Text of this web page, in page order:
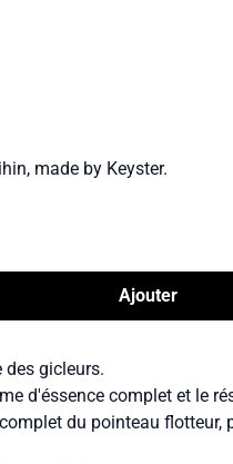
made by Keyster.
Ajouter
gicleurs.
d'éssence complet et le
du pointeau flotteur,